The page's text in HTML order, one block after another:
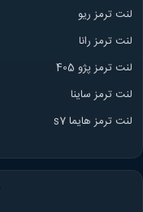
لنت ترمز ریو
لنت ترمز رانا
لنت ترمز پژو 405
لنت ترمز ساینا
لنت ترمز هایما s7